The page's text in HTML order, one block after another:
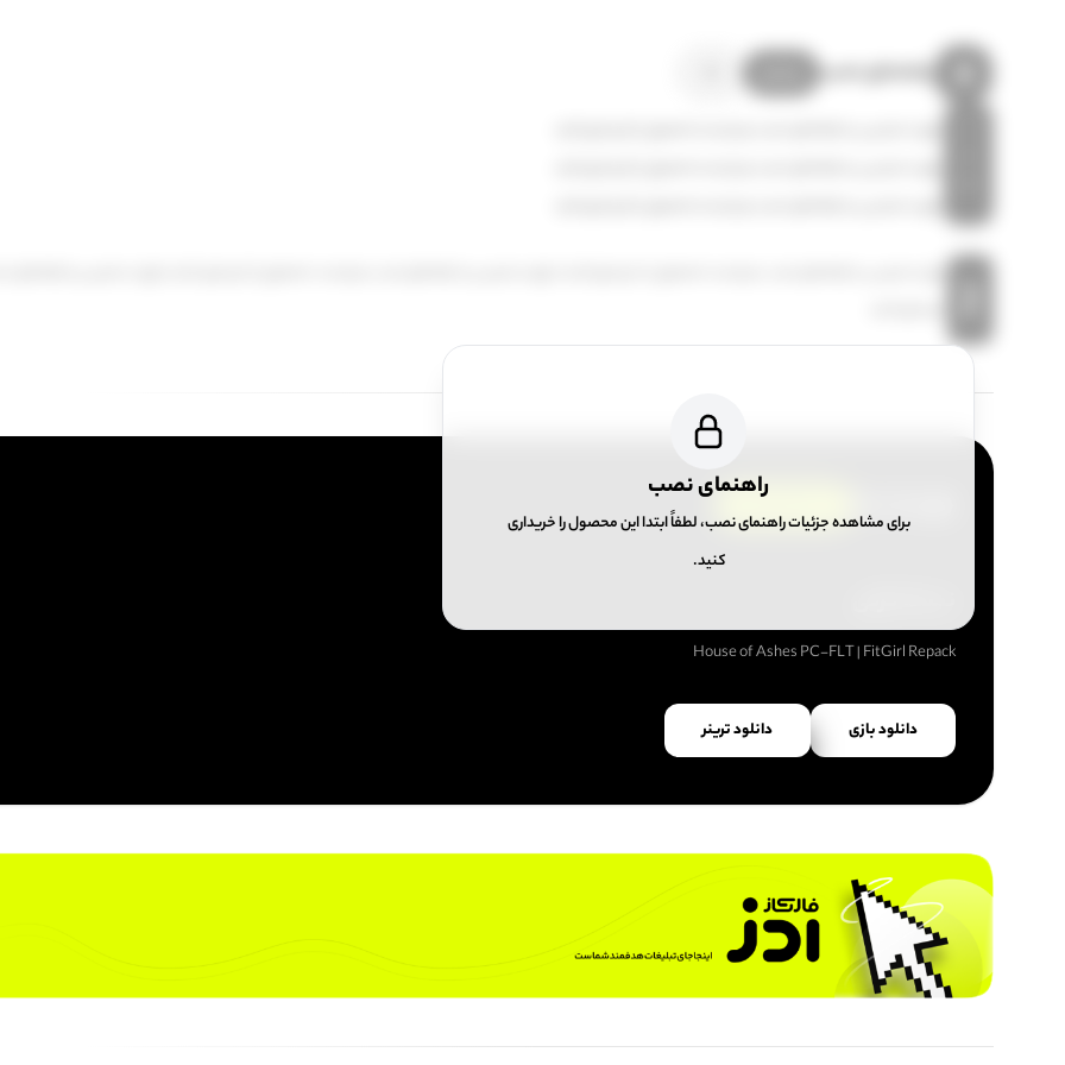
راهنمای نصب
برای مشاهده جزئیات راهنمای نصب، لطفاً ابتدا این محصول را خریداری
کنید.
پیش نیاز
House of Ashes PC-FLT | FitGirl Repack
دانلود بازی دانلود ترینر